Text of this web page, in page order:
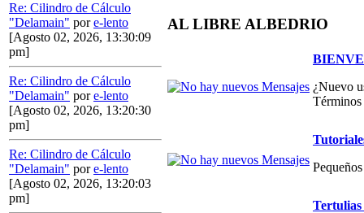
Re: Cilindro de Cálculo
"Delamain" pore-lento
[Agosto 02, 2026, 13:30:09
pm]
Re: Cilindro de Cálculo
"Delamain" pore-lento
[Agosto 02, 2026, 13:20:30
pm]
Re: Cilindro de Cálculo
"Delamain" pore-lento
[Agosto 02, 2026, 13:20:03
pm]
AL LIBRE ALBEDRIO
¿Nuevo